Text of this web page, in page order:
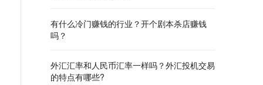
有什么冷门赚钱的行业？开个剧本杀店赚钱
吗？
外汇汇率和人民币汇率一样吗？外汇投机交易
的特点有哪些?